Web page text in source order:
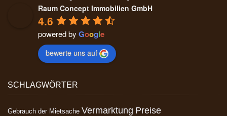
Raum Concept Immobilien GmbH
4.6
powered by Google
bewerte uns auf
SCHLAGWÖRTER
Gebrauch der Mietsache Vermarktung Preise